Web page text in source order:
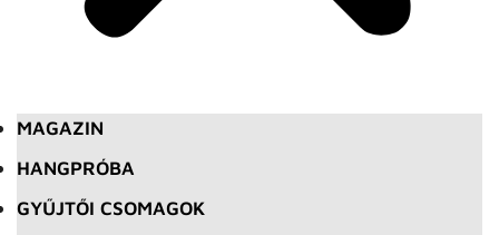
MAGAZIN
HANGPRÓBA
GYŰJTŐI CSOMAGOK